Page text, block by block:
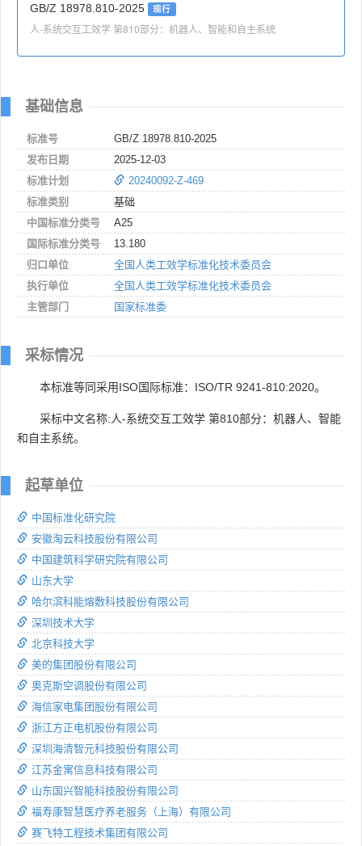
GB/Z 18978.810-2025 现行
人-系统交互工效学 第810部分：机器人、智能和自主系统
基础信息
标准号
GB/Z 18978.810-2025
发布日期
2025-12-03
标准计划
20240092-Z-469
标准类别
基础
中国标准分类号
A25
国际标准分类号
13.180
归口单位
全国人类工效学标准化技术委员会
执行单位
全国人类工效学标准化技术委员会
主管部门
国家标准委
采标情况
本标准等同采用ISO国际标准：ISO/TR 9241-810:2020。
采标中文名称:人-系统交互工效学 第810部分：机器人、智能
和自主系统。
起草单位
中国标准化研究院
安徽淘云科技股份有限公司
中国建筑科学研究院有限公司
山东大学
哈尔滨科能熔敷科技股份有限公司
深圳技术大学
北京科技大学
美的集团股份有限公司
奥克斯空调股份有限公司
海信家电集团股份有限公司
浙江方正电机股份有限公司
深圳海清智元科技股份有限公司
江苏金寓信息科技有限公司
山东国兴智能科技股份有限公司
福寿康智慧医疗养老服务（上海）有限公司
赛飞特工程技术集团有限公司